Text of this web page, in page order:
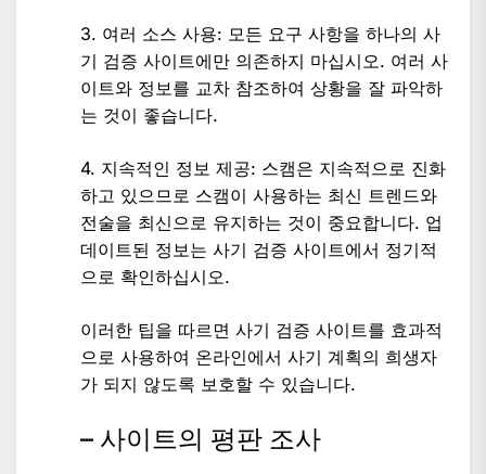
3. 여러 소스 사용: 모든 요구 사항을 하나의 사
기 검증 사이트에만 의존하지 마십시오. 여러 사
이트와 정보를 교차 참조하여 상황을 잘 파악하
는 것이 좋습니다.
4. 지속적인 정보 제공: 스캠은 지속적으로 진화
하고 있으므로 스캠이 사용하는 최신 트렌드와
전술을 최신으로 유지하는 것이 중요합니다. 업
데이트된 정보는 사기 검증 사이트에서 정기적
으로 확인하십시오.
이러한 팁을 따르면 사기 검증 사이트를 효과적
으로 사용하여 온라인에서 사기 계획의 희생자
가 되지 않도록 보호할 수 있습니다.
– 사이트의 평판 조사